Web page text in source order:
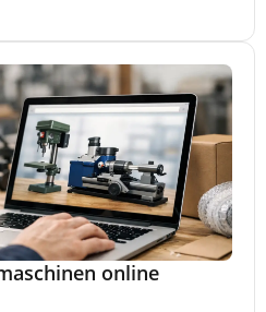
online